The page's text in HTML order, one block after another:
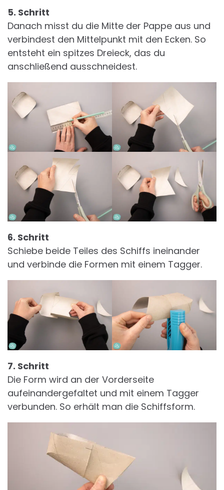
5. Schritt
Danach misst du die Mitte der Pappe aus und
verbindest den Mittelpunkt mit den Ecken. So
entsteht ein spitzes Dreieck, das du
anschließend ausschneidest.
6. Schritt
Schiebe beide Teiles des Schiffs ineinander
und verbinde die Formen mit einem Tagger.
7. Schritt
Die Form wird an der Vorderseite
aufeinandergefaltet und mit einem Tagger
verbunden. So erhält man die Schiffsform.